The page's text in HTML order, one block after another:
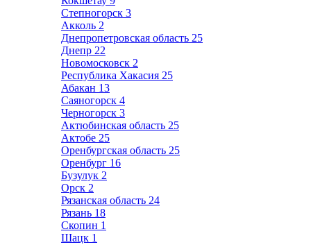
Степногорск 3
Акколь 2
Днепропетровская область 25
Днепр 22
Новомосковск 2
Республика Хакасия 25
Абакан 13
Саяногорск 4
Черногорск 3
Актюбинская область 25
Актобе 25
Оренбургская область 25
Оренбург 16
Бузулук 2
Орск 2
Рязанская область 24
Рязань 18
Скопин 1
Шацк 1